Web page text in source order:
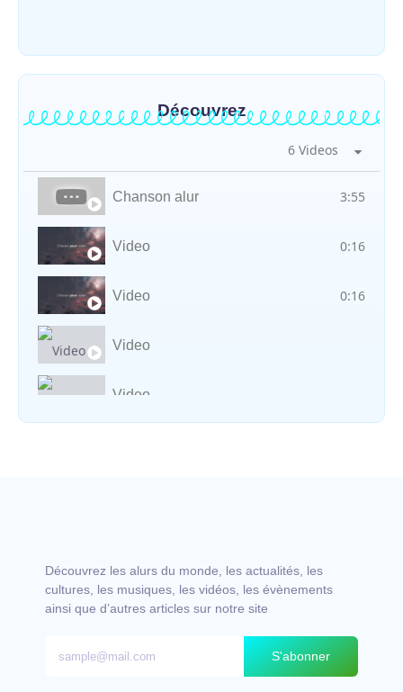
Découvrez
6 Videos
Chanson alur 3:55
Video 0:16
Video 0:16
Video
Video
Découvrez les alurs du monde, les actualités, les
cultures, les musiques, les vidéos, les évènements
ainsi que d’autres articles sur notre site
S'abonner